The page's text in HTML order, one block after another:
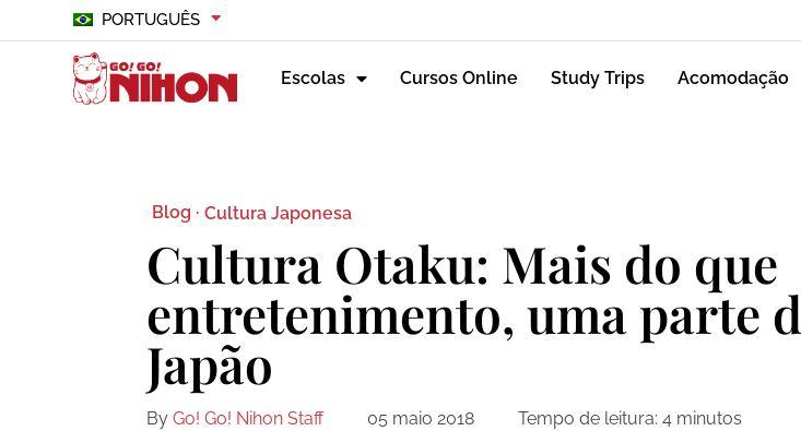
PORTUGUÊS
Escolas Cursos Online Study Trips Acomodação
Blog · Cultura Japonesa
Cultura Otaku: Mais do que
entretenimento, uma parte
Japão
By Go! Go! Nihon Staff 05 maio 2018 Tempo de leitura: 4 minutos